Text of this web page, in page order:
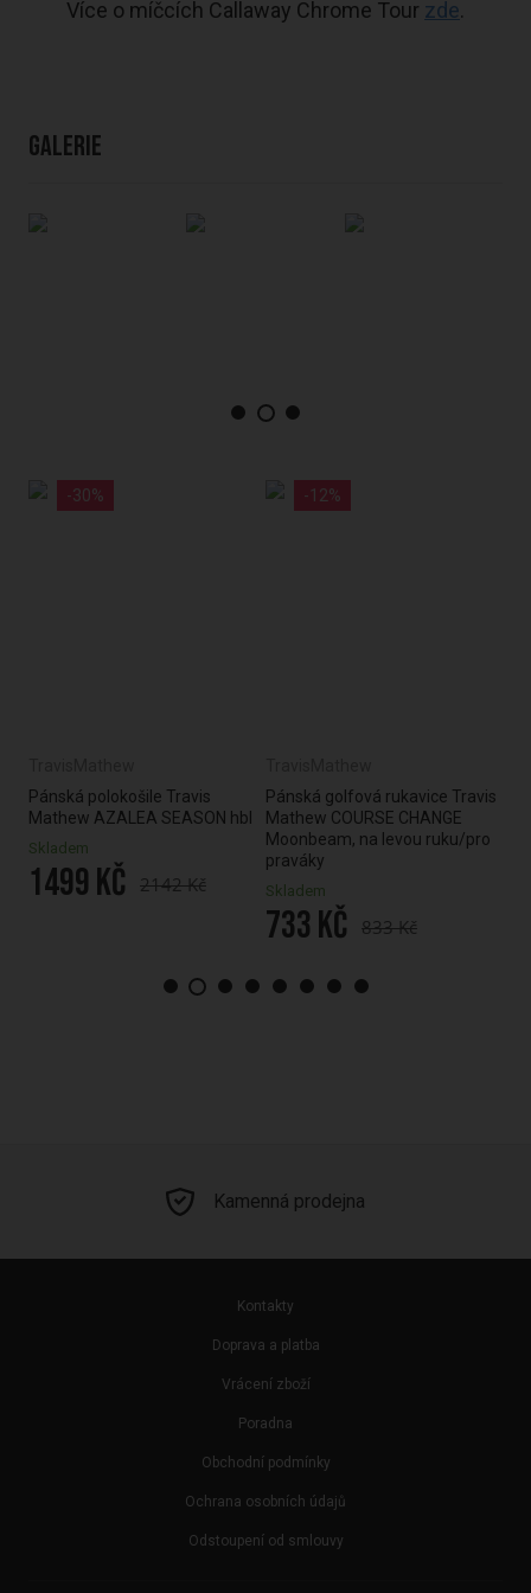
Více o míčcích Callaway Chrome Tour zde.
Galerie
-30%
Pánská polokošile Travis
Mathew AZALEA SEASON hbl
Skladem
1499 Kč 2142 Kč
-12%
Pánská golfová rukavice Travis
Mathew COURSE CHANGE
Moonbeam, na levou ruku/pro
praváky
Skladem
733 Kč 833 Kč
Kamenná prodejna
Kontakty
Doprava a platba
Vrácení zboží
Poradna
Obchodní podmínky
Ochrana osobních údajů
Odstoupení od smlouvy